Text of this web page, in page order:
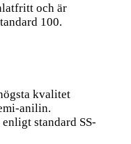
och är
100.
kvalitet
anilin.
standard SS-